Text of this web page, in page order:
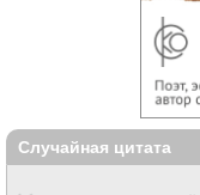
Случайная цитата